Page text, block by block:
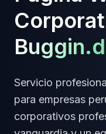
Servicio
para empresas
corporativos